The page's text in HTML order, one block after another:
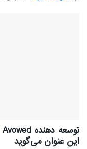
این عنوان می‌گوید